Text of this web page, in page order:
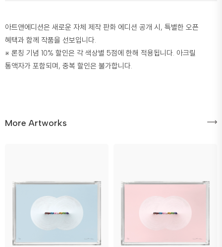
아트앤에디션은 새로운 자체 제작 판화 에디션 공개 시, 특별한 오픈
혜택과 함께 작품을 선보입니다.
※ 론칭 기념 10% 할인은 각 색상별 5점에 한해 적용됩니다. 아크릴
통액자가 포함되며, 중복 할인은 불가합니다.
More Artworks